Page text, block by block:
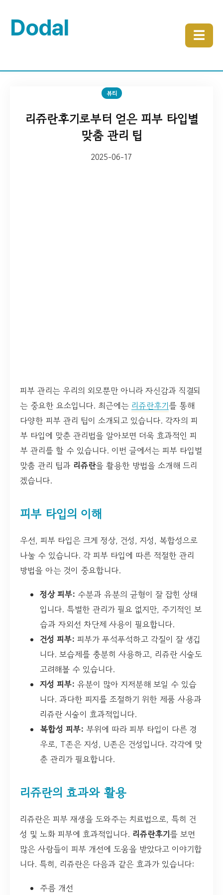
Dodal ☰
뷰티
리쥬란후기로부터 얻은 피부 타입별
맞춤 관리 팁
2025-06-17
피부 관리는 우리의 외모뿐만 아니라 자신감과 직결되
는 중요한 요소입니다. 최근에는 리쥬란후기를 통해
다양한 피부 관리 팁이 소개되고 있습니다. 각자의 피
부 타입에 맞춘 관리법을 알아보면 더욱 효과적인 피
부 관리를 할 수 있습니다. 이번 글에서는 피부 타입별
맞춤 관리 팁과 리쥬란을 활용한 방법을 소개해 드리
겠습니다.
피부 타입의 이해
우선, 피부 타입은 크게 정상, 건성, 지성, 복합성으로
나눌 수 있습니다. 각 피부 타입에 따른 적절한 관리
방법을 아는 것이 중요합니다.
정상 피부: 수분과 유분의 균형이 잘 잡힌 상태
입니다. 특별한 관리가 필요 없지만, 주기적인 보
습과 자외선 차단제 사용이 필요합니다.
건성 피부: 피부가 푸석푸석하고 각질이 잘 생깁
니다. 보습제를 충분히 사용하고, 리쥬란 시술도
고려해볼 수 있습니다.
지성 피부: 유분이 많아 지저분해 보일 수 있습
니다. 과다한 피지를 조절하기 위한 제품 사용과
리쥬란 시술이 효과적입니다.
복합성 피부: 부위에 따라 피부 타입이 다른 경
우로, T존은 지성, U존은 건성입니다. 각각에 맞
춘 관리가 필요합니다.
리쥬란의 효과와 활용
리쥬란은 피부 재생을 도와주는 치료법으로, 특히 건
성 및 노화 피부에 효과적입니다. 리쥬란후기를 보면
많은 사람들이 피부 개선에 도움을 받았다고 이야기합
니다. 특히, 리쥬란은 다음과 같은 효과가 있습니다:
주름 개선